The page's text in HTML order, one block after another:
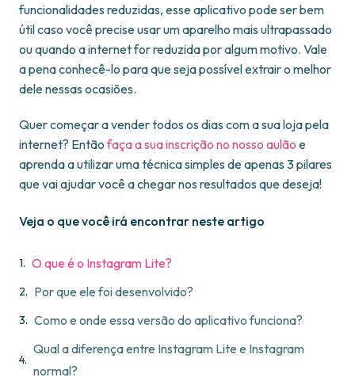
funcionalidades reduzidas, esse aplicativo pode ser bem
útil caso você precise usar um aparelho mais ultrapassado
ou quando a internet for reduzida por algum motivo. Vale
a pena conhecê-lo para que seja possível extrair o melhor
dele nessas ocasiões.
Quer começar a vender todos os dias com a sua loja pela
internet? Entãofaça a sua inscrição no nosso aulão e
aprenda a utilizar uma técnica simples de apenas 3 pilares
que vai ajudar você a chegar nos resultados que deseja!
Veja o que você irá encontrar neste artigo
O que é o Instagram Lite?
Por que ele foi desenvolvido?
Como e onde essa versão do aplicativo funciona?
Qual a diferença entre Instagram Lite e Instagram
normal?